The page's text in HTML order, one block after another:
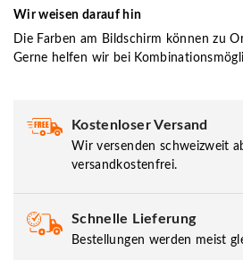
Wir weisen darauf hin
Die Farben am Bildschirm können zu
Gerne helfen wir bei
Kostenloser Versand
Wir versenden schweizweit
versandkostenfrei.
Schnelle Lieferung
Bestellungen werden meist